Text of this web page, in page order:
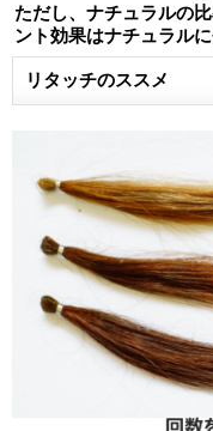
ただし、ナチュラルの
ント効果はナチュラルに
リタッチのススメ